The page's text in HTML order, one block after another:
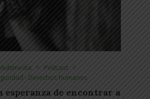
Pódcast
- Derechos humanos
esperanza de encontrar a